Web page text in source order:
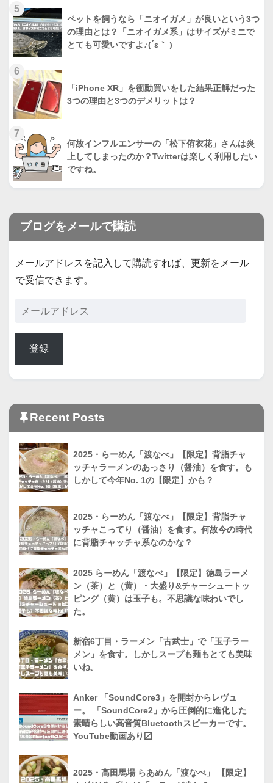
5
ペットを飼うなら「ニオイガメ」が良いという3つ
の理由とは？「ニオイガメ系」はサイズがミニで
とても可愛いですよ♪(´ε｀ )
6
「iPhone XR」を衝動買いをした結果正解だった
3つの理由と3つのデメリットは？
7
何故インフルエンサーの「松下侑衣花」さんは炎
上してしまったのか？Twitterは楽しく利用したい
ですね。
ブログをメールで購読
メールアドレスを記入して購読すれば、更新をメール
で受信できます。
登録
Recent Posts
2025・らーめん「渡なべ」【限定】背脂チャ
ッチャラーメンのあっさり（醤油）を食す。も
しかして今年No. 1の【限定】かも？
2025・らーめん「渡なべ」【限定】背脂チャ
ッチャこってり（醤油）を食す。何故今の時代
に背脂チャッチャ系なのかな？
2025 らーめん「渡なべ」【限定】徳島ラーメ
ン（茶）と（黄）・大盛り&チャーシュートッ
ピング（黄）は玉子も。不思議な味わいでし
た。
新宿6丁目・ラーメン「古武士」で「玉子ラー
メン」を食す。しかしスープも麺もとても美味
いね。
Anker 「SoundCore3」を開封からレヴュ
ー。 「SoundCore2」から圧倒的に進化した
素晴らしい高音質Bluetoothスピーカーです。
YouTube動画あり〼
2025・高田馬場 らあめん「渡なべ」 【限定】